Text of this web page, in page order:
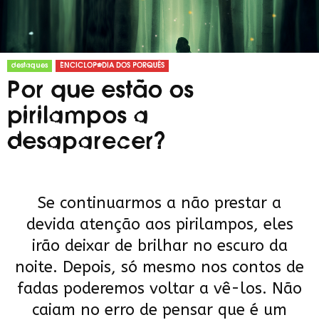
destaques ENCICLOPÉDIA DOS PORQUÊS
Por que estão os
pirilampos a
desaparecer?
Se continuarmos a não prestar a
devida atenção aos pirilampos, eles
irão deixar de brilhar no escuro da
noite. Depois, só mesmo nos contos de
fadas poderemos voltar a vê-los. Não
caiam no erro de pensar que é um